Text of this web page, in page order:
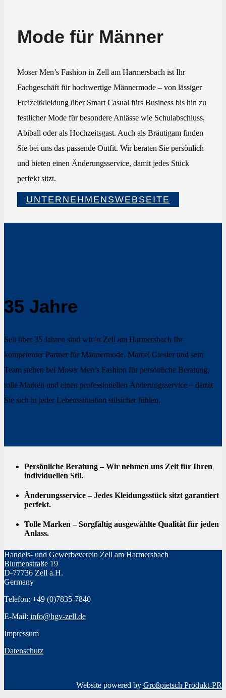
Mode für Männer
Moser Men’s Fashion in Zell am Harmersbach ist Ihr
Fachgeschäft für hochwertige Männermode – von lässiger
Freizeitkleidung über Smart Casual fürs Business bis hin zu
festlicher Mode für besondere Anlässe wie Schulabschluss,
Abiball oder als Hochzeitsgast. Auch als Bräutigam finden
Sie bei uns das passende Outfit. Wir beraten Sie persönlich
und bieten einen Änderungsservice, damit jedes Stück
perfekt sitzt.
UNTERNEHMENSWEBSEITE
35 Jahre
Seit über 35 Jahren sind wir in Zell am Harmersbach Ihr
kompetenter Partner für Männermode. Marcel Giesler und sein
Team stehen bei Moser Men’s Fashion für persönliche Beratung,
tolle Marken und einen professionellen Änderungsservice – damit
Sie sich in jeder Lebenssituation stilsicher fühlen.
Persönliche Beratung– Wir nehmen uns Zeit für Ihren
individuellen Stil.
Änderungsservice– Jedes Kleidungsstück sitzt garantiert
perfekt.
Tolle Marken – Sorgfältig ausgewählte Qualität für jeden
Anlass.
Handels- und Gewerbeverein Zell am Harmersbach
Blumenstraße 19
D-77736 Zell a.H.
Germany
Telefon: +49 (0)7835-7840
E-Mail: info@hgv-zell.de
Impressum
Datenschutz
Website powered by Großpietsch Produkt-PR